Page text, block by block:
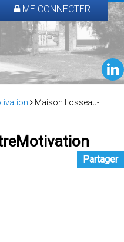
ME CONNECTER
Maison Losseau-
Partager